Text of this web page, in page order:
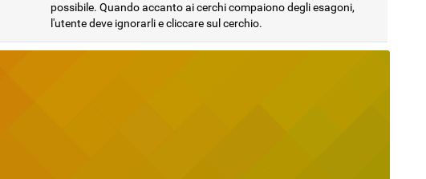
possibile. Quando accanto ai cerchi compaiono degli esagoni,
l'utente deve ignorarli e cliccare sul cerchio.